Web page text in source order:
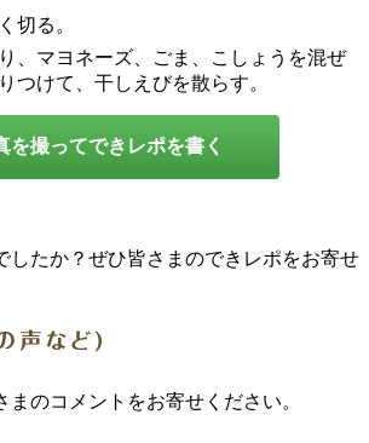
切る。
、マヨネーズ、ごま、こしょうを混ぜ
つけて、干しえびを散らす。
を撮ってできレポを書く
したか？ぜひ皆さまのできレポをお寄せ
まのコメントをお寄せください。